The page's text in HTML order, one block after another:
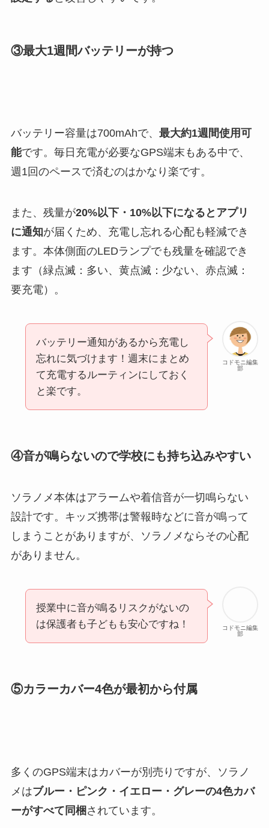
③最大1週間バッテリーが持つ
バッテリー容量は700mAhで、 最大約1週間使用可
能です。毎日充電が必要なGPS端末もある中で、
週1回のペースで済むのはかなり楽です。
また、残量が20%以下・10%以下になるとアプリ
に通知が届くため、充電し忘れる心配も軽減でき
ます。本体側面のLEDランプでも残量を確認でき
ます（緑点滅：多い、黄点滅：少ない、赤点滅：
要充電）。
コドモニ編集
部
バッテリー通知があるから充電し
忘れに気づけます！週末にまとめ
て充電するルーティンにしておく
と楽です。
④音が鳴らないので学校にも持ち込みやすい
ソラノメ本体はアラームや着信音が一切鳴らない
設計です。キッズ携帯は警報時などに音が鳴って
しまうことがありますが、ソラノメならその心配
がありません。
コドモニ編集
部
授業中に音が鳴るリスクがないの
は保護者も子どもも安心ですね！
⑤カラーカバー4色が最初から付属
多くのGPS端末はカバーが別売りですが、ソラノ
メはブルー・ピンク・イエロー・グレーの4色カバ
ーがすべて同梱 されています。